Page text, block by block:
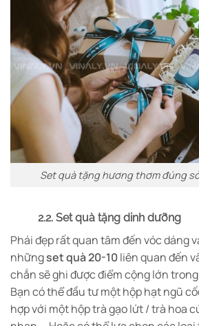
Set quà tặng hương thơm đúng
2.2. Set quà tặng dinh dưỡng
Phái đẹp rất quan tâm đến vóc dáng
nhữngset quà 20-10liên quan đến
chắn sẽ ghi được điểm cộng lớn
Bạn có thể đầu tư một hộp hạt ngũ
hợp với một hộp trà gạo lứt / trà hoa